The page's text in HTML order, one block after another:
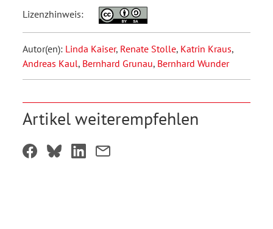
Lizenzhinweis:
Autor(en): Linda Kaiser, Renate Stolle, Katrin Kraus,
Andreas Kaul, Bernhard Grunau, Bernhard Wunder
Artikel weiterempfehlen